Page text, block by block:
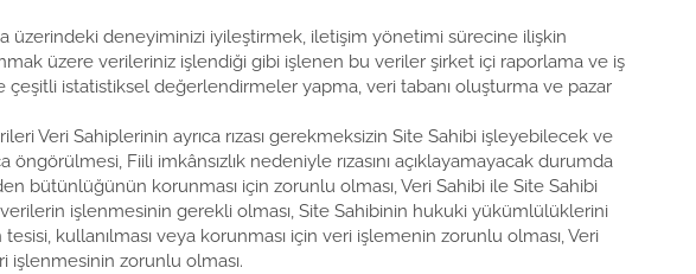
üzerindeki deneyiminizi iyileştirmek, iletişim yönetimi sürecine ilişkin
üzere verileriniz işlendiği gibi işlenen bu veriler şirket içi raporlama ve iş
istatistiksel değerlendirmeler yapma, veri tabanı oluşturma ve pazar
Veri Sahiplerinin ayrıca rızası gerekmeksizin Site Sahibi işleyebilecek ve
Fiili imkânsızlık nedeniyle rızasını açıklayamayacak durumda
bütünlüğünün korunması için zorunlu olması, Veri Sahibi ile Site Sahibi
işlenmesinin gerekli olması, Site Sahibinin hukuki yükümlülüklerini
kullanılması veya korunması için veri işlemenin zorunlu olması, Veri
işlenmesinin zorunlu olması.